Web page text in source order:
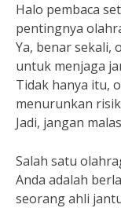
Halo pembaca
pentingnya
Ya, benar sekali,
untuk menjaga
Tidak hanya itu,
menurunkan
Jadi, jangan
Salah satu
Anda adalah
seorang ahli